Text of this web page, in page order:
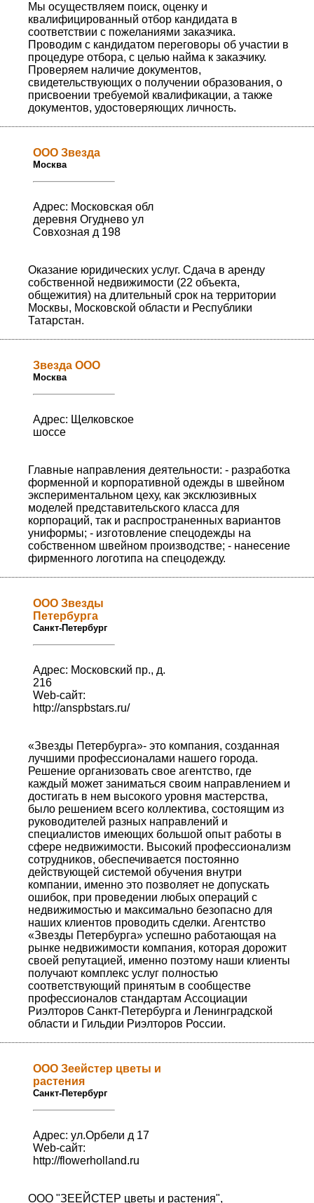
Мы осуществляем поиск, оценку и
квалифицированный отбор кандидата в
соответствии с пожеланиями заказчика.
Проводим с кандидатом переговоры об участии в
процедуре отбора, с целью найма к заказчику.
Проверяем наличие документов,
свидетельствующих о получении образования, о
присвоении требуемой квалификации, а также
документов, удостоверяющих личность.
ООО Звезда
Москва
Адрес: Московская обл
деревня Огуднево ул
Совхозная д 198
Оказание юридических услуг. Сдача в аренду
собственной недвижимости (22 объекта,
общежития) на длительный срок на территории
Москвы, Московской области и Республики
Татарстан.
Звезда ООО
Москва
Адрес: Щелковское
шоссе
Главные направления деятельности: - разработка
форменной и корпоративной одежды в швейном
экспериментальном цеху, как эксклюзивных
моделей представительского класса для
корпораций, так и распространенных вариантов
униформы; - изготовление спецодежды на
собственном швейном производстве; - нанесение
фирменного логотипа на спецодежду.
ООО Звезды
Петербурга
Санкт-Петербург
Адрес: Московский пр., д.
216
Web-сайт:
http://anspbstars.ru/
«Звезды Петербурга»- это компания, созданная
лучшими профессионалами нашего города.
Решение организовать свое агентство, где
каждый может заниматься своим направлением и
достигать в нем высокого уровня мастерства,
было решением всего коллектива, состоящим из
руководителей разных направлений и
специалистов имеющих большой опыт работы в
сфере недвижимости. Высокий профессионализм
сотрудников, обеспечивается постоянно
действующей системой обучения внутри
компании, именно это позволяет не допускать
ошибок, при проведении любых операций с
недвижимостью и максимально безопасно для
наших клиентов проводить сделки. Агентство
«Звезды Петербурга» успешно работающая на
рынке недвижимости компания, которая дорожит
своей репутацией, именно поэтому наши клиенты
получают комплекс услуг полностью
соответствующий принятым в сообществе
профессионалов стандартам Ассоциации
Риэлторов Санкт-Петербурга и Ленинградской
области и Гильдии Риэлторов России.
ООО Зеейстер цветы и
растения
Санкт-Петербург
Адрес: ул.Орбели д 17
Web-сайт:
http://flowerholland.ru
ООО "ЗЕЕЙСТЕР цветы и растения",